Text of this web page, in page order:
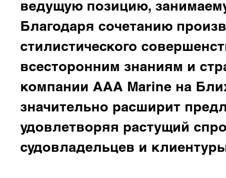
ведущую позицию,
Благодаря сочетанию
стилистического
всесторонним знаниям и
компании AAA Marine на
значительно расширит
удовлетворяя растущий
судовладельцев и